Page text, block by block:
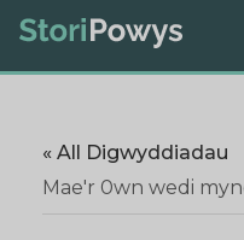
« All Digwyddiadau
Mae'r 0wn wedi